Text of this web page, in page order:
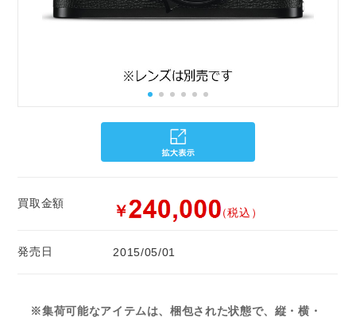
買取金額 ￥ （税込）
発売日 2015/05/01
※集荷可能なアイテムは、梱包された状態で、縦・横・